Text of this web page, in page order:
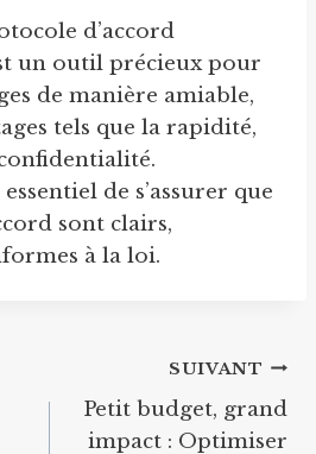
d’accord
un outil précieux pour
de manière amiable,
tels que la rapidité,
de s’assurer que
sont clairs,
à la loi.
SUIVANT
Petit budget, grand
impact : Optimiser